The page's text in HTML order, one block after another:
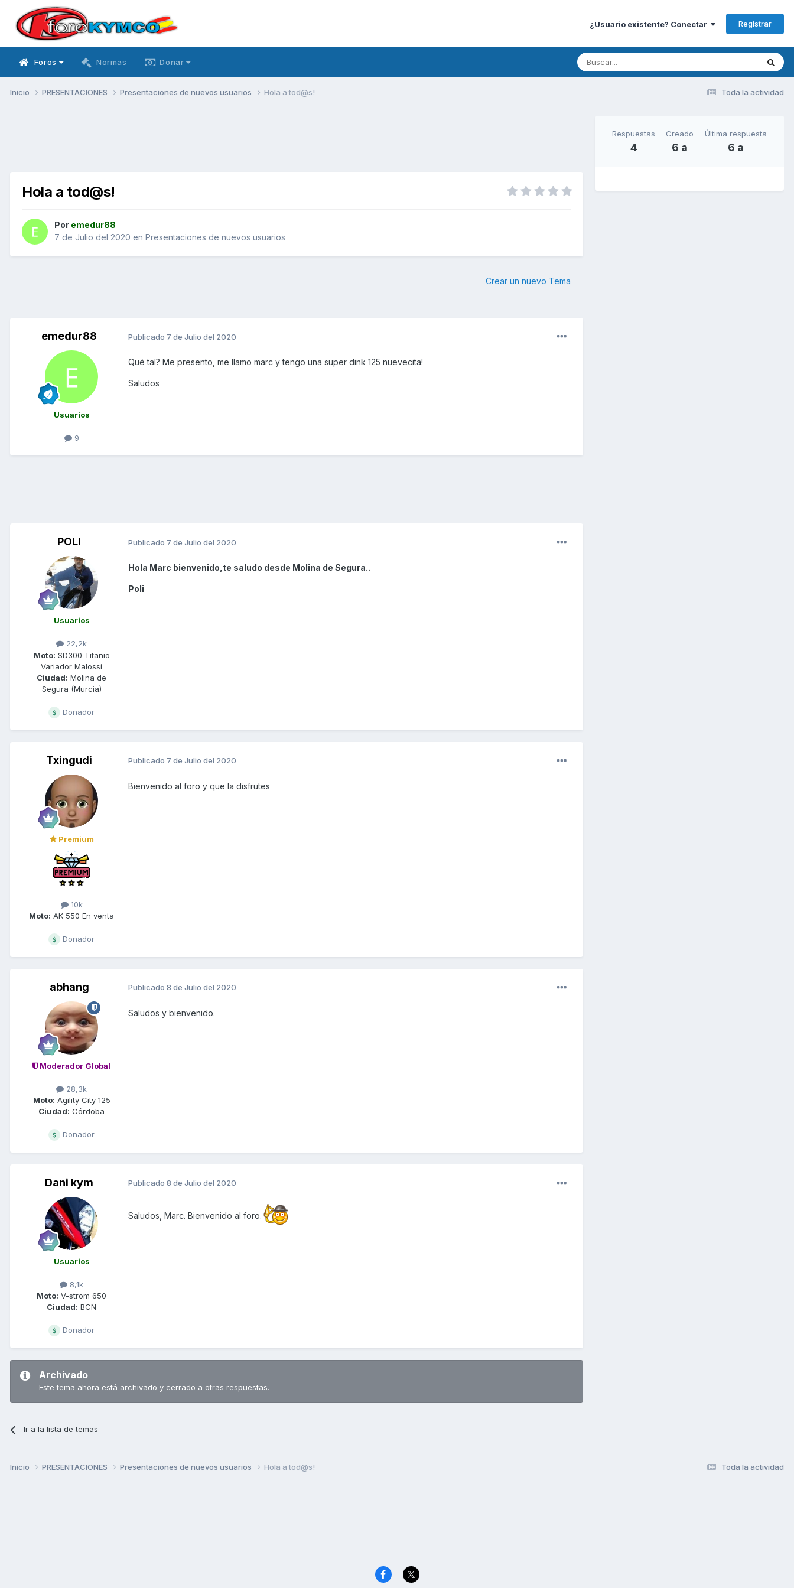
¿Usuario existente? Conectar Registrar
Foros Normas Donar
Toda la actividad
Inicio PRESENTACIONES Presentaciones de nuevos usuarios Hola a tod@s!
Hola a tod@s!
Por emedur88
7 de Julio del 2020 en Presentaciones de nuevos usuarios
Crear un nuevo Tema
emedur88
Usuarios
9
Publicado 7 de Julio del 2020
Qué tal? Me presento, me llamo marc y tengo una super dink 125 nuevecita!
Saludos
POLI
Usuarios
22,2k
Moto: SD300 Titanio
Variador Malossi
Ciudad: Molina de
Segura (Murcia)
Donador
Publicado 7 de Julio del 2020
Hola Marc bienvenido,te saludo desde Molina de Segura..
Poli
Txingudi
Premium
10k
Moto: AK 550 En venta
Donador
Publicado 7 de Julio del 2020
Bienvenido al foro y que la disfrutes
abhang
Moderador Global
28,3k
Moto: Agility City 125
Ciudad: Córdoba
Donador
Publicado 8 de Julio del 2020
Saludos y bienvenido.
Dani kym
Usuarios
8,1k
Moto: V-strom 650
Ciudad: BCN
Donador
Publicado 8 de Julio del 2020
Saludos, Marc. Bienvenido al foro.
Archivado
Este tema ahora está archivado y cerrado a otras respuestas.
Ir a la lista de temas
Respuestas
4
Creado
6 a
Última respuesta
6 a
Toda la actividad
Inicio PRESENTACIONES Presentaciones de nuevos usuarios Hola a tod@s!